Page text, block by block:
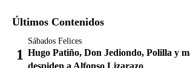
Últimos Contenidos
Sábados Felices
Hugo Patiño, Don Jediondo, Polilla y
despiden a Alfonso Lizarazo